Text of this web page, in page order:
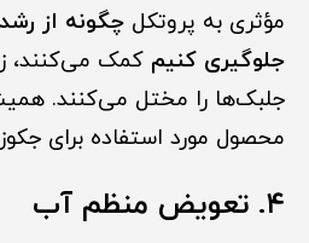
مؤثری به پروتکل چگونه از
جلوگیری کنیم کمک می‌کنند،
جلبک‌ها را مختل می‌کنند.
محصول مورد استفاده برای
۴. تعویض منظم آب